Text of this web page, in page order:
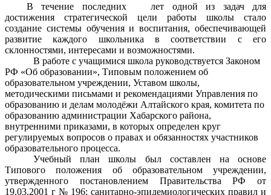
В течение последних лет одной из задач для
достижения стратегической цели работы школы стало
создание системы обучения и воспитания, обеспечивающей
развитие каждого школьника в соответствии с его
склонностями, интересами и возможностями.
В работе с учащимися школа руководствуется Законом
РФ «Об образовании», Типовым положением об
образовательном учреждении, Уставом школы,
методическими письмами и рекомендациями Управления по
образованию и делам молодёжи Алтайского края, комитета по
образованию администрации Хабарского района,
внутренними приказами, в которых определен круг
регулируемых вопросов о правах и обязанностях участников
образовательного процесса.
Учебный план школы был составлен на основе
Типового положения об образовательном учреждении,
утвержденного постановлением Правительства РФ от
19.03.2001 г № 196; санитарно-эпидемиологических правил и